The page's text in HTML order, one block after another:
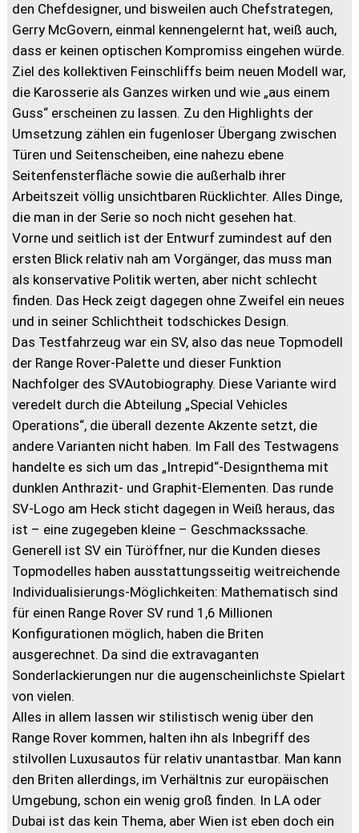
den Chefdesigner, und bisweilen auch Chefstrategen,
Gerry McGovern, einmal kennengelernt hat, weiß auch,
dass er keinen optischen Kompromiss eingehen würde.
Ziel des kollektiven Feinschliffs beim neuen Modell war,
die Karosserie als Ganzes wirken und wie „aus einem
Guss“ erscheinen zu lassen. Zu den Highlights der
Umsetzung zählen ein fugenloser Übergang zwischen
Türen und Seitenscheiben, eine nahezu ebene
Seitenfensterfläche sowie die außerhalb ihrer
Arbeitszeit völlig unsichtbaren Rücklichter. Alles Dinge,
die man in der Serie so noch nicht gesehen hat.
Vorne und seitlich ist der Entwurf zumindest auf den
ersten Blick relativ nah am Vorgänger, das muss man
als konservative Politik werten, aber nicht schlecht
finden. Das Heck zeigt dagegen ohne Zweifel ein neues
und in seiner Schlichtheit todschickes Design.
Das Testfahrzeug war ein SV, also das neue Topmodell
der Range Rover-Palette und dieser Funktion
Nachfolger des SVAutobiography. Diese Variante wird
veredelt durch die Abteilung „Special Vehicles
Operations“, die überall dezente Akzente setzt, die
andere Varianten nicht haben. Im Fall des Testwagens
handelte es sich um das „Intrepid“-Designthema mit
dunklen Anthrazit- und Graphit-Elementen. Das runde
SV-Logo am Heck sticht dagegen in Weiß heraus, das
ist – eine zugegeben kleine – Geschmackssache.
Generell ist SV ein Türöffner, nur die Kunden dieses
Topmodelles haben ausstattungsseitig weitreichende
Individualisierungs-Möglichkeiten: Mathematisch sind
für einen Range Rover SV rund 1,6 Millionen
Konfigurationen möglich, haben die Briten
ausgerechnet. Da sind die extravaganten
Sonderlackierungen nur die augenscheinlichste Spielart
von vielen.
Alles in allem lassen wir stilistisch wenig über den
Range Rover kommen, halten ihn als Inbegriff des
stilvollen Luxusautos für relativ unantastbar. Man kann
den Briten allerdings, im Verhältnis zur europäischen
Umgebung, schon ein wenig groß finden. In LA oder
Dubai ist das kein Thema, aber Wien ist eben doch ein